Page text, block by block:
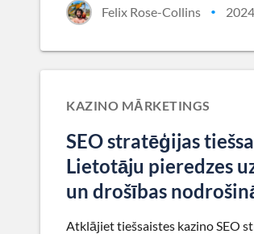
Felix Rose-Collins •
KAZINO MĀRKETINGS
SEO stratēģijas
Lietotāju pieredzes
un drošības
Atklājiet tiešsaistes kazino SEO